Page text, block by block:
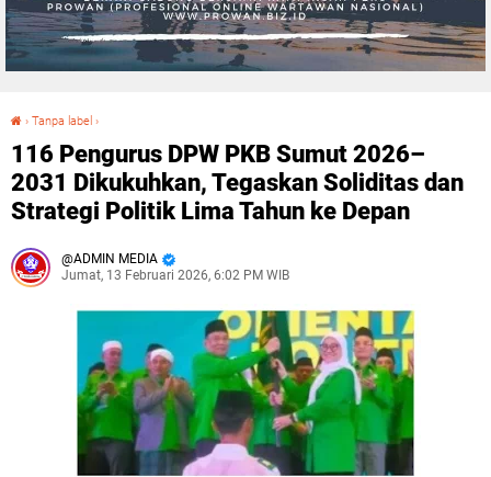
› Tanpa label ›
116 Pengurus DPW PKB Sumut 2026–
2031 Dikukuhkan, Tegaskan Soliditas dan
Strategi Politik Lima Tahun ke Depan
ADMIN MEDIA
Jumat, 13 Februari 2026, 6:02 PM WIB